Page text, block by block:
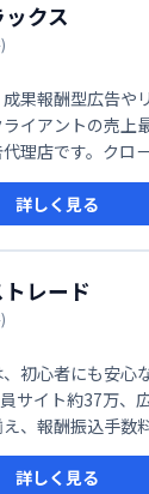
クス
果報酬型広告や
イアントの売上
理店です。クロ
クによるASP事業
でビジネス成長
詳しく見る
レード
初心者にも安心
サイト約37万、
、報酬振込手数
、充実のサポート
ストレードをご
詳しく見る